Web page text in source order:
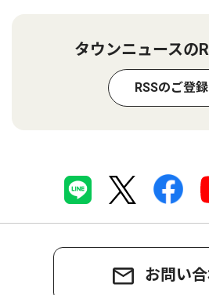
タウンニュースの
RSSのご登録
お問い